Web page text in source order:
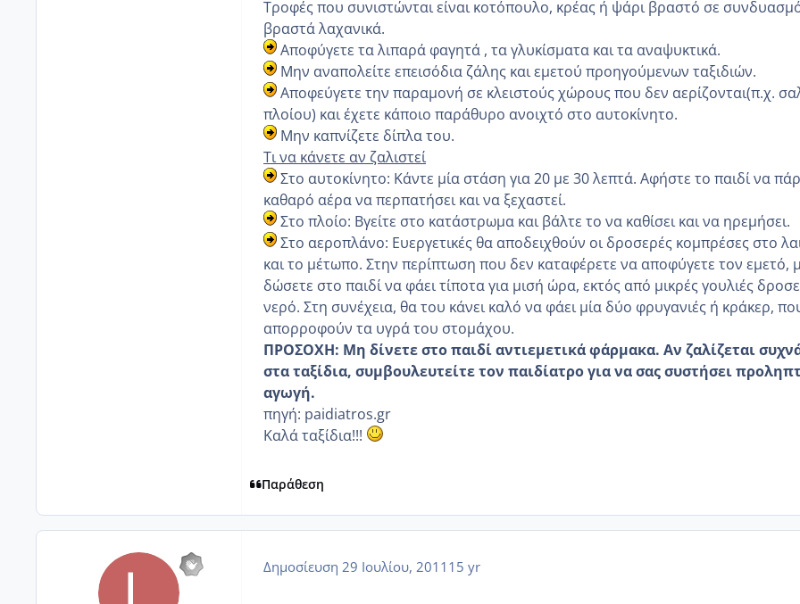
Τροφές που συνιστώνται είναι κοτόπουλο, κρέας ή ψάρι βραστό σε
βραστά λαχανικά.
Αποφύγετε τα λιπαρά φαγητά , τα γλυκίσματα και τα αναψυκτικά.
Μην αναπολείτε επεισόδια ζάλης και εμετού προηγούμενων ταξιδιών.
Αποφεύγετε την παραμονή σε κλειστούς χώρους που δεν αερίζονται(π.χ.
πλοίου) και έχετε κάποιο παράθυρο ανοιχτό στο αυτοκίνητο.
Μην καπνίζετε δίπλα του.
Τι να κάνετε αν ζαλιστεί
Στο αυτοκίνητο: Κάντε μία στάση για 20 με 30 λεπτά. Αφήστε το παιδί να
καθαρό αέρα να περπατήσει και να ξεχαστεί.
Στο πλοίο: Βγείτε στο κατάστρωμα και βάλτε το να καθίσει και να ηρεμήσει.
Στο αεροπλάνο: Ευεργετικές θα αποδειχθούν οι δροσερές κομπρέσες στο
και το μέτωπο. Στην περίπτωση που δεν καταφέρετε να αποφύγετε τον εμετό,
δώσετε στο παιδί να φάει τίποτα για μισή ώρα, εκτός από μικρές γουλιές
νερό. Στη συνέχεια, θα του κάνει καλό να φάει μία δύο φρυγανιές ή κράκερ,
απορροφούν τα υγρά του στομάχου.
ΠΡΟΣΟΧΗ: Μη δίνετε στο παιδί αντιεμετικά φάρμακα. Αν ζαλίζεται
στα ταξίδια, συμβουλευτείτε τον παιδίατρο για να σας συστήσει
αγωγή.
πηγή: paidiatros.gr
Καλά ταξίδια!!!
Παράθεση
Δημοσίευση 29 Ιουλίου, 2011 15 yr